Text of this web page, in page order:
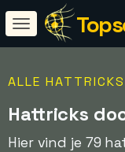
ALLE HATTRICKS
Hattricks
Hier vind je 79